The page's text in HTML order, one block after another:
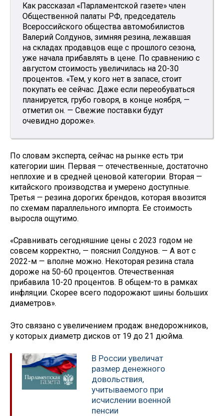
Как рассказал «Парламентской газете» член
Общественной палаты РФ, председатель
Всероссийского общества автомобилистов
Валерий Солдунов, зимняя резина, лежавшая
на складах продавцов еще с прошлого сезона,
уже начала прибавлять в цене. По сравнению с
августом стоимость увеличилась на 20-30
процентов. «Тем, у кого нет в запасе, стоит
покупать ее сейчас. Даже если переобуваться
планируется, грубо говоря, в конце ноября, —
отметил он. — Свежие поставки будут
очевидно дороже».
По словам эксперта, сейчас на рынке есть три
категории шин. Первая — отечественные, достаточно
неплохие и в средней ценовой категории. Вторая —
китайского производства и умерено доступные.
Третья — резина дорогих брендов, которая ввозится
по схемам параллельного импорта. Ее стоимость
выросла ощутимо.
«Сравнивать сегодняшние цены с 2023 годом не
совсем корректно, — пояснил Солдунов. — А вот с
2022-м — вполне можно. Некоторая резина стала
дороже на 50-60 процентов. Отечественная
прибавила 10-20 процентов. В общем-то в рамках
инфляции. Скорее всего подорожают шины больших
диаметров».
Это связано с увеличением продаж внедорожников,
у которых диаметр дисков от 19 до 21 дюйма.
В России увеличат
размер денежного
довольствия,
учитываемого при
исчислении военной
пенсии